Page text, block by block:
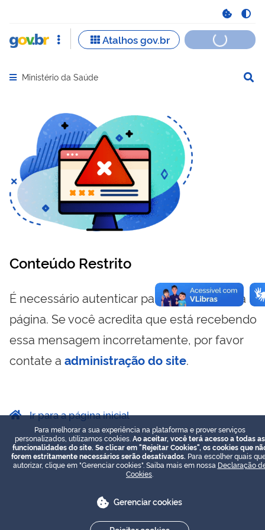
Abrir menu principal de navegação
Ministério da Saúde
Conteúdo Restrito
É necessário autenticar para visualizar essa
página. Se você acredita que está recebendo
essa mensagem incorretamente, por favor
contate a administração do site.
Ir para a página inicial
Para melhorar a sua experiência na plataforma e prover serviços
personalizados, utilizamos cookies. Ao aceitar, você terá acesso a todas as
funcionalidades do site. Se clicar em "Rejeitar Cookies", os cookies que
forem estritamente necessários serão desativados. Para escolher quais
autorizar, clique em "Gerenciar cookies". Saiba mais em nossa Declaração
Cookies
Gerenciar cookies